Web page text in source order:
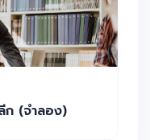
ก (จำลอง)